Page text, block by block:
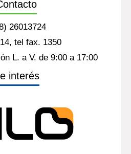
26013724
tel fax. 1350
L. a V. de 9:00 a 17:00
interés